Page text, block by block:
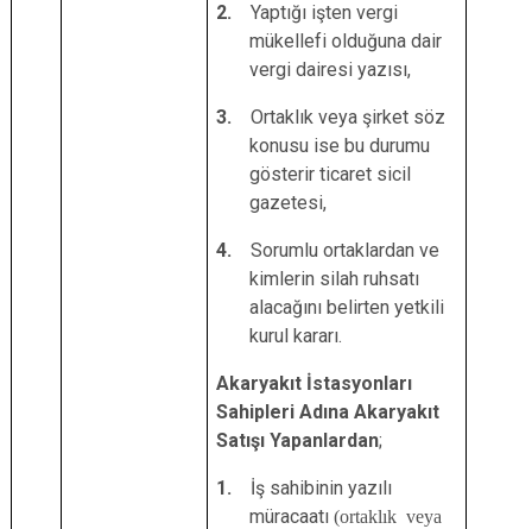
2. Yaptığı işten vergi
mükellefi olduğuna dair
vergi dairesi yazısı,
3. Ortaklık veya şirket söz
konusu ise bu durumu
gösterir ticaret sicil
gazetesi,
4. Sorumlu ortaklardan ve
kimlerin silah ruhsatı
alacağını belirten yetkili
kurul kararı.
Akaryakıt İstasyonları
Sahipleri Adına Akaryakıt
Satışı Yapanlardan;
1. İş sahibinin yazılı
müracaatı(ortaklık veya